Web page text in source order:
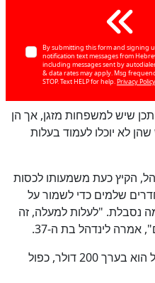
By submitting this form and signing
notification text messages from
including messages sent by
& data rates may apply. Msg
STOP. Text HELP for help. Privacy Policy
שיש למשפחות מזגן, אך הן
לא יוכלו לעמוד בעלות
הקיץ כעת משמעותו לכסות
שלמים כדי לשמור על
נסבלת. "לעלות למעלה, זה
אמרה לינדהל בת ה-37.
חשבון החשמל החודשי של לינדהל הוא בערך 200 דולר, כפול